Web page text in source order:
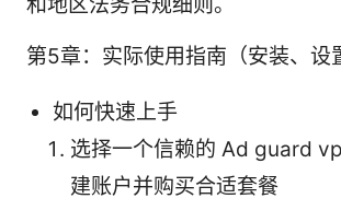
和地区法务合规细则。
第5章：实际使用指南（安装、设
如何快速上手
选择一个信赖的 Ad guard
建账户并购买合适套餐